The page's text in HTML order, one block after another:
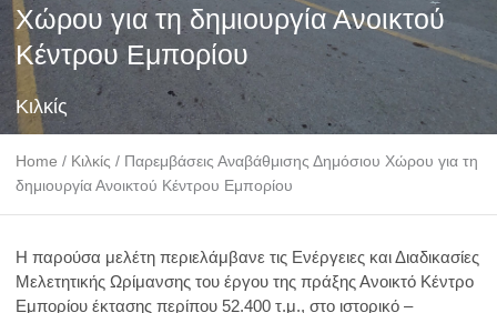
Χώρου για τη δημιουργία Ανοικτού
Κέντρου Εμπορίου
Κιλκίς
Home / Κιλκίς / Παρεμβάσεις Αναβάθμισης Δημόσιου Χώρου για τη
δημιουργία Ανοικτού Κέντρου Εμπορίου
Η παρούσα μελέτη περιελάμβανε τις Ενέργειες και Διαδικασίες
Μελετητικής Ωρίμανσης του έργου της πράξης Ανοικτό Κέντρο
Εμπορίου έκτασης περίπου 52.400 τ.μ., στο ιστορικό –